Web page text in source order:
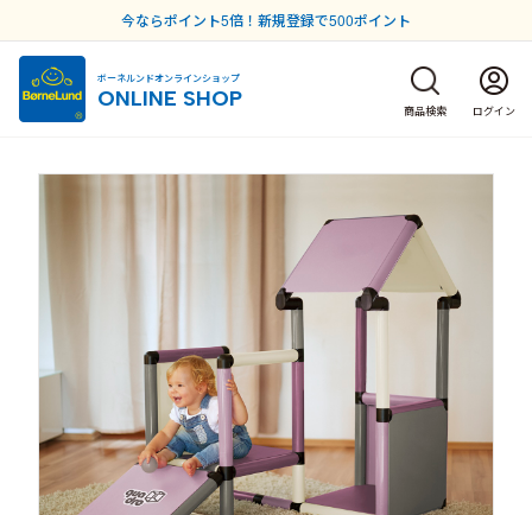
今ならポイント5倍！新規登録で500ポイント
ボーネルンドオンラインショップ
ONLINE SHOP 商品検索 ログイン